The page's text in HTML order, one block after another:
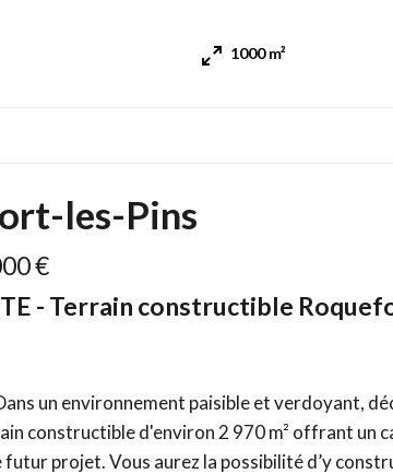
à 5 mn de Cabris, 25mn de Cannes. Permis de
1000 m²
les-Pins
€
- Terrain constructible
un environnement paisible et verdoyant,
constructible d'environ 2 970 m² offrant un
possibilité d’y construire une